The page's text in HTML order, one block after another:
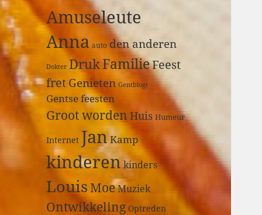
r
:
Amuseleute
Anna auto den anderen
Dokter DrukFamilieFeest
fretGenieten Gentblogt
Gentse feesten
Groot worden Huis Humeur
Internet JanKamp
kinderenkinders
LouisMoeMuziek
Ontwikkeling Optreden